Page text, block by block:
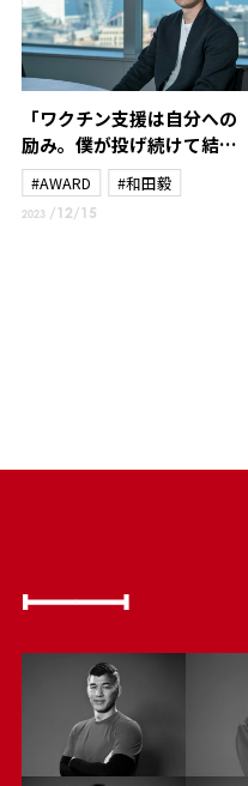
「ワクチン支援は自分への
励み。僕が投げ続けて結果
を残さなければいけない理
由のひとつ」和田毅がプロ3
年目から続けている社会貢
#AWARD #和田毅
2023 /12/15